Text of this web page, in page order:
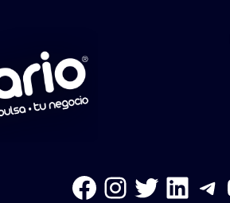
Facebook
Twitter